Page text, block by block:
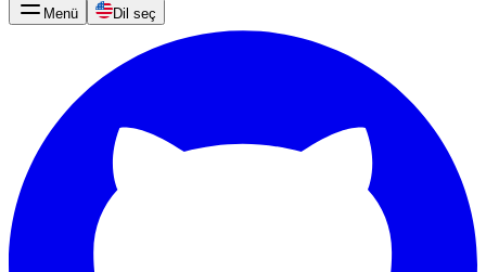
Menü Dil seç